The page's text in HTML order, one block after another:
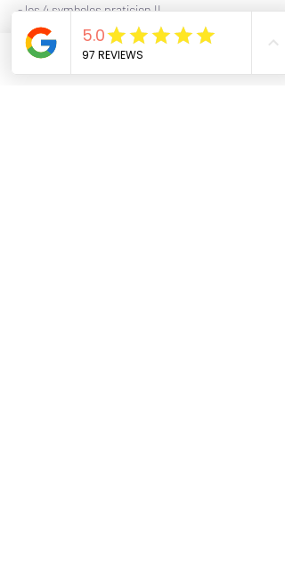
- les 4 symboles praticien II
- Initiation praticien II
- Méditation guidée : Guérir la partie-sombre de
soi-même